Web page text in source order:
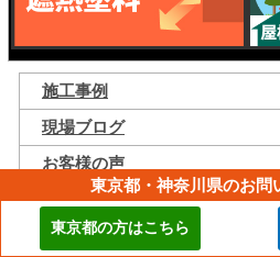
施工事例
現場ブログ
お客様の声
街の外壁塗装やさんを選んだ理
外壁塗装を選ぶ6つのポイント
東京都・神奈川県のお問
東京都の方はこちら